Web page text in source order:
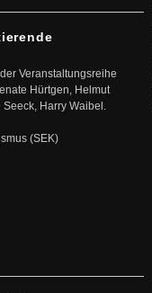
Veranstaltungsreihe
Hürtgen, Helmut
Seeck, Harry Waibel.
(SEK)